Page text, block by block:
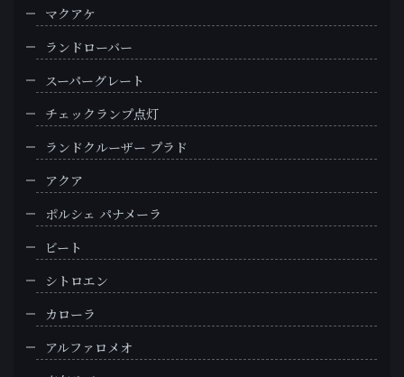
マクアケ
ランドローバー
スーパーグレート
チェックランプ点灯
ランドクルーザー プラド
アクア
ポルシェ パナメーラ
ビート
シトロエン
カローラ
アルファロメオ